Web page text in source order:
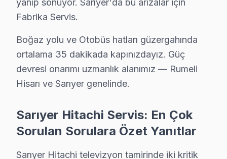
Kireçburnu sakinleri Hitachi TV arızaları için sık bizi
Kireçburnu Hitachi Açılmıyor Arıza →
Kilyos Hitachi Servis
Kilyos mahallesinde Hitachi TV arızaları için aynı gün
Kilyos Hitachi Anakart Tamiri →
Kocataş sakinleri Hitachi TV arızaları için sık bizi tercih
Sarıyer TV Servis Merkezi →
Maden Hitachi Servis
yanıp sönüyor. Sarıyer'da bu arızalar için
Fabrika Servis.
Boğaz yolu ve Otobüs hatları güzergahında
ortalama 35 dakikada kapınızdayız. Güç
devresi onarımı uzmanlık alanımız — Rumeli
Hisarı ve Sarıyer genelinde.
Sarıyer Hitachi Servis: En Çok
Sorulan Sorulara Özet Yanıtlar
Sarıyer Hitachi televizyon tamirinde iki kritik